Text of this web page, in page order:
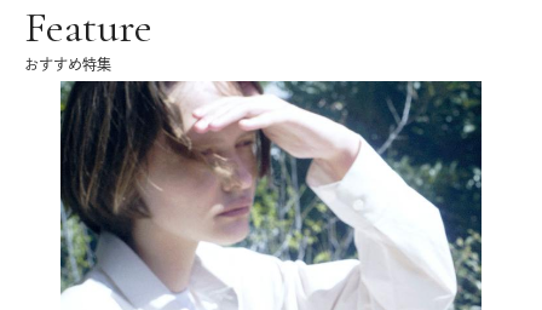
Feature
おすすめ特集